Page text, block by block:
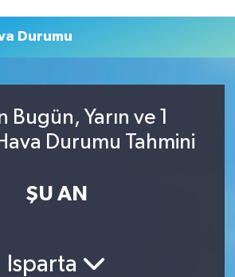
Durumu
Bugün, Yarın ve 1
Durumu Tahmini
ŞU AN
Isparta